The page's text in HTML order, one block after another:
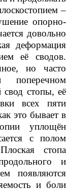
–
опорно-
довольно
деформация
её сводов.
но часто
поперечном
свод стопы, её
всех пяти
это бывает в
уплощён
с полом
стопа
и
появляются
и боли